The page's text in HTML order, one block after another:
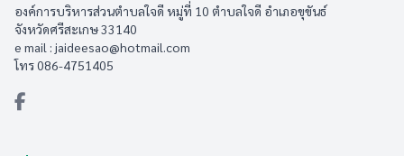
องค์การบริหารส่วนตำบลใจดี หมู่ที่ 10 ตำบลใจดี อำเภอขุขันธ์
จังหวัดศรีสะเกษ 33140
e mail : jaideesao@hotmail.com
โทร 086-4751405